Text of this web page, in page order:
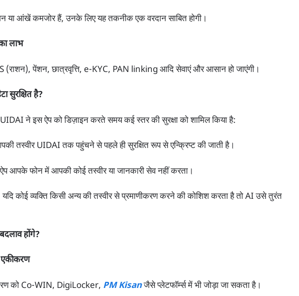
या आंखें कमजोर हैं, उनके लिए यह तकनीक एक वरदान साबित होगी।
लाभ
पेंशन, छात्रवृत्ति, e-KYC, PAN linking आदि सेवाएं और आसान हो जाएंगी।
सुरक्षित है?
ने इस ऐप को डिज़ाइन करते समय कई स्तर की सुरक्षा को शामिल किया है:
तस्वीर UIDAI तक पहुंचने से पहले ही सुरक्षित रूप से एन्क्रिप्ट की जाती है।
आपके फोन में आपकी कोई तस्वीर या जानकारी सेव नहीं करता।
यदि कोई व्यक्ति किसी अन्य की तस्वीर से प्रमाणीकरण करने की कोशिश करता है तो AI उसे तुरंत
होंगे?
एकीकरण
को Co-WIN, DigiLocker, PM Kisanजैसे प्लेटफॉर्म्स में भी जोड़ा जा सकता है।